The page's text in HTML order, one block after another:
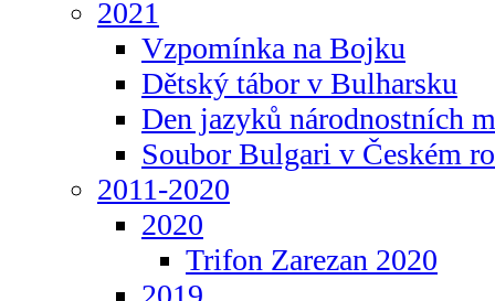
2021
Vzpomínka na Bojku
Dětský tábor v Bulharsku
Den jazyků národnostních
Soubor Bulgari v Českém
2011-2020
2020
Trifon Zarezan 2020